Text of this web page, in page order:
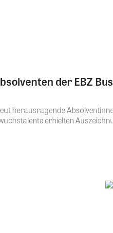
der EBZ
herausragende
erhielten